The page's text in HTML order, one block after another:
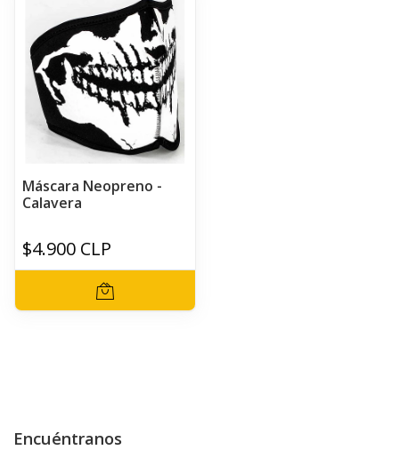
Máscara Neopreno -
Calavera
$4.900 CLP
Encuéntranos